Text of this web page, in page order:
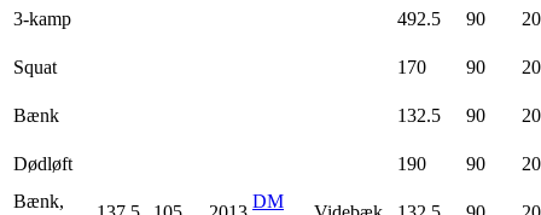
3-kamp
492.5 90
Squat 170 90
Bænk 132.5 90
Dødløft 190 90
Bænk,
DM